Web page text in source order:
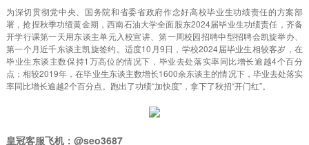
为深切贯彻党中央、国务院和省委省政府作念好高校毕业生功绩责任的方案部
署，抢捏秋季功绩黄金期，西南石油大学全面股东2024届毕业生功绩责任，齐备
开学行课第一天用东谈主单元入校宣讲、第一周校园招聘中型招聘会凯旋举办、
第一个月近千东谈主凯旋签约。适度10月9日，学校2024届毕业生相较客岁，在
毕业生东谈主数保持1万高位的情况下，毕业去处落实率同比增长逾越4个百分
点；相较2019年，在毕业生东谈主数增长1600余东谈主的情况下，毕业去处落实
率同比增长逾越2个百分点。跑出了功绩“加快度”，拿下了秋招“开门红”。
皇冠客服飞机：@seo3687